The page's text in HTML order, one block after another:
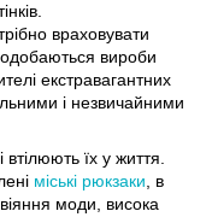
враховувати
вироби
екстравагантних
і незвичайними
втілюють їх у життя.
міські рюкзаки, в
моди, висока